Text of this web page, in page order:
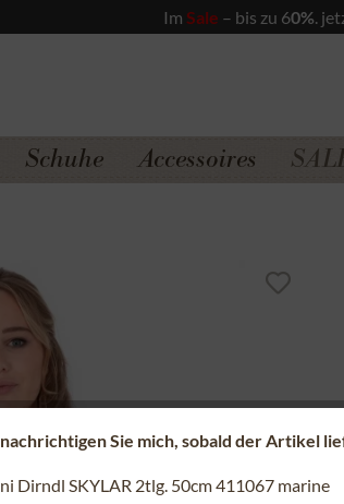
Im Sale – bis zu 60%.
Schuhe Accessoires
Sie mich, sobald der Artikel
Dirndl SKYLAR 2tlg. 50cm 411067 marine